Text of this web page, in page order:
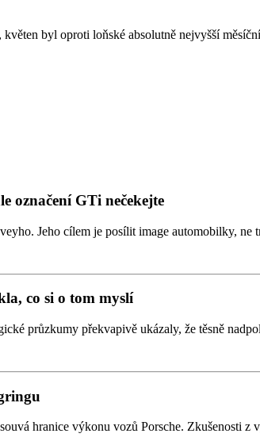
byl oproti loňské absolutně nejvyšší
označení GTi nečekejte
Jeho cílem je posílit image automobilky,
co si o tom myslí
průzkumy překvapivě ukázaly, že těsně
hranice výkonu vozů Porsche. Zkušenosti